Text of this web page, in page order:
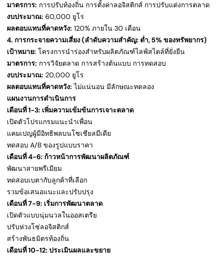
มาตรการ: การปรับท้องถิ่น การตั้งค่าลอจิสติกส์ การปรับแต่งการตลาด
งบประมาณ: 60,000 ยูโร
ผลตอบแทนที่คาดหวัง: 120% ภายใน 30 เดือน
4. การกระจายความเสี่ยง (ลำดับความสำคัญ: ต่ำ, 5% ของทรัพยากร)
เป้าหมาย: โครงการนำร่องสำหรับผลิตภัณฑ์ไลฟ์สไตล์ที่ยั่งยืน
มาตรการ: การวิจัยตลาด การสร้างต้นแบบ การทดสอบ
งบประมาณ: 20,000 ยูโร
ผลตอบแทนที่คาดหวัง: ไม่แน่นอน มีลักษณะทดลอง
แผนงานการดำเนินการ
เดือนที่ 1-3: เพิ่มความเข้มข้นการเจาะตลาด
เปิดตัวโปรแกรมแนะนำเพื่อน
แคมเปญผู้มีอิทธิพลบนโซเชียลมีเดีย
ทดสอบ A/B ของรูปแบบราคา
เดือนที่ 4-6: ก้าวหน้าการพัฒนาผลิตภัณฑ์
พัฒนาสายพรีเมียม
ทดสอบเบตากับลูกค้าที่เลือก
รวมข้อเสนอแนะและปรับปรุง
เดือนที่ 7-9: เริ่มการพัฒนาตลาด
เปิดตัวแบบนุ่มนวลในออสเตรีย
ปรับห่วงโซ่ลอจิสติกส์
สร้างพันธมิตรท้องถิ่น
เดือนที่ 10-12: ประเมินผลและขยาย